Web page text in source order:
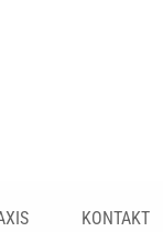
KONTAKT